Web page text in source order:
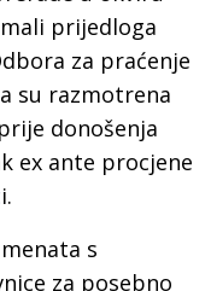
prijedloga
za praćenje
su razmotrena
donošenja
ex ante procjene
i.
s
za posebno